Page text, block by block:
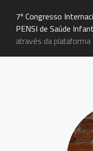
7º Congresso
PENSI de Saúde
através da plataforma